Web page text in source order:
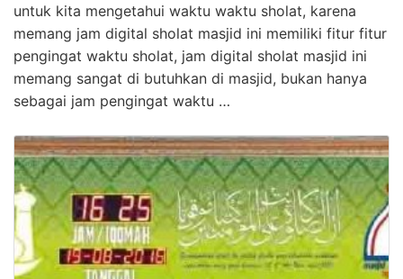
untuk kita mengetahui waktu waktu sholat, karena
memang jam digital sholat masjid ini memiliki fitur fitur
pengingat waktu sholat, jam digital sholat masjid ini
memang sangat di butuhkan di masjid, bukan hanya
sebagai jam pengingat waktu …